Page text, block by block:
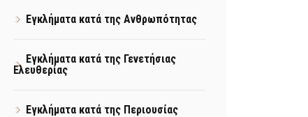
Εγκλήματα κατά της Ανθρωπότητας
Εγκλήματα κατά της Γενετήσιας
Ελευθερίας
Εγκλήματα κατά της Περιουσίας